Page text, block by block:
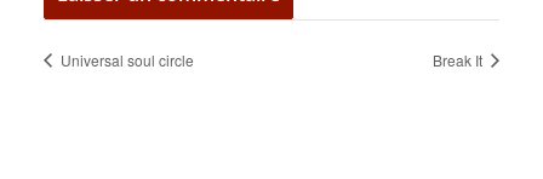
Universal soul circle Break It